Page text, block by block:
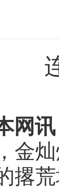
网讯
金
撂